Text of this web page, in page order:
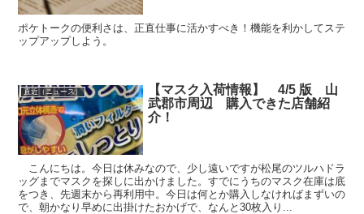
ポケトークの便利さは、正直仕事に活かすべき！機能を利かしてステ
ップアップしよう。
直近（ニュース）
【マスク入荷情報】 4/5 版 山
武郡市周辺 購入できた店舗紹
介！
こんにちは。今日は休みなので、少し遠いですが松尾のツルハドラ
ッグまでマスクを探しに出かけました。すでにうちのマスク在庫は底
をつき、先週末から再利用中。今日は何とか購入しなければまずいの
で、朝かなり早めに出掛けたおかげで、なんと30枚入り...